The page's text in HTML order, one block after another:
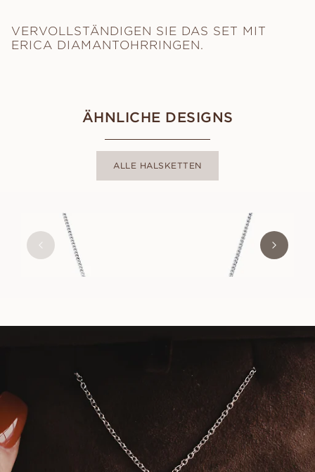
VERVOLLSTÄNDIGEN SIE DAS SET MIT
ERICA DIAMANTOHRRINGEN.
ÄHNLICHE DESIGNS
ALLE HALSKETTEN